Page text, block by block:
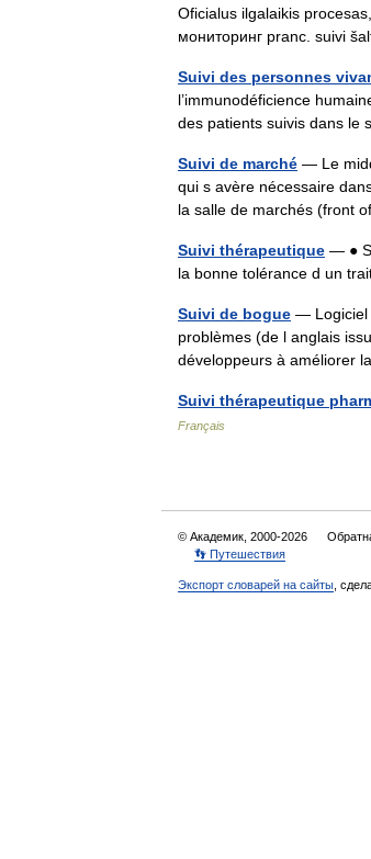
Oficialus ilgalaikis
мониторинг pranc. suivi
Suivi des personnes
l’immunodéficience
des patients suivis dans
Suivi de marché — Le
qui s avère nécessaire
la salle de marchés
Suivi thérapeutique — ●
la bonne tolérance d un
Suivi de bogue — Logiciel
problèmes (de l anglais
développeurs à améliorer
Suivi thérapeutique
Français
© Академик, 2000-2026
👣 Путешествия
Экспорт словарей на сайты ,